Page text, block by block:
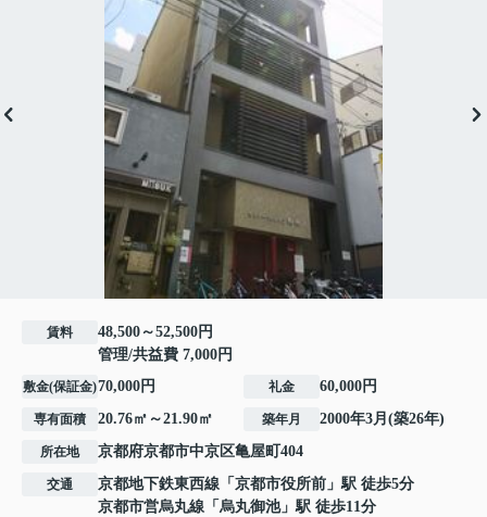
賃料
48,500～52,500円
管理/共益費 7,000円
敷金(保証金)70,000円 礼金 60,000円
専有面積 20.76㎡～21.90㎡ 築年月 2000年3月(築26年)
所在地 京都府京都市中京区亀屋町 404
交通 京都地下鉄東西線 「 京都市役所前 」駅 徒歩5分
京都市営烏丸線 「 烏丸御池」駅 徒歩11分